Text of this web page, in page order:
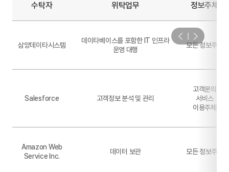
수탁자 위탁업무 정보주체
삼양데이타시스템
데이타베이스를 포함한 IT 인프라
운영 대행
모든 정보주체
Salesforce 고객정보 분석 및 관리
고객문의
서비스
이용주체
Amazon Web
Service Inc.
데이터 보관 모든 정보주체